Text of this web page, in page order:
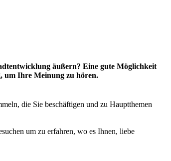
äußern? Eine gute Möglichkeit
um Ihre Meinung zu hören.
die Sie beschäftigen und zu Hauptthemen
um zu erfahren, wo es Ihnen, liebe